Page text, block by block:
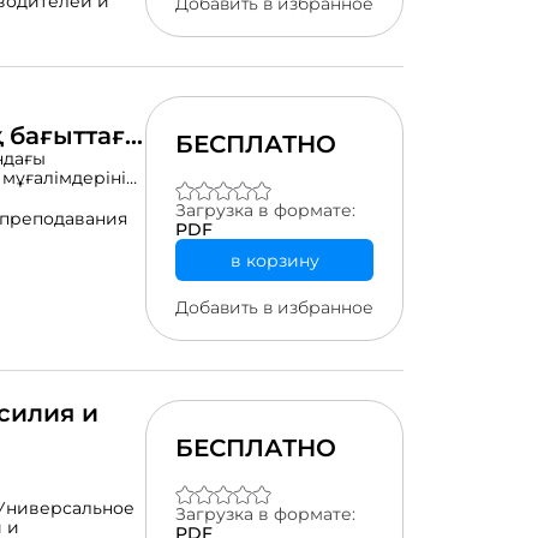
сауаттылығы
география
рефлексия
БЕСПЛАТНО
Загрузка в формате:
PDF
в корзину
Добавить в избранное
и
и
БЕСПЛАТНО
Загрузка в формате:
PDF